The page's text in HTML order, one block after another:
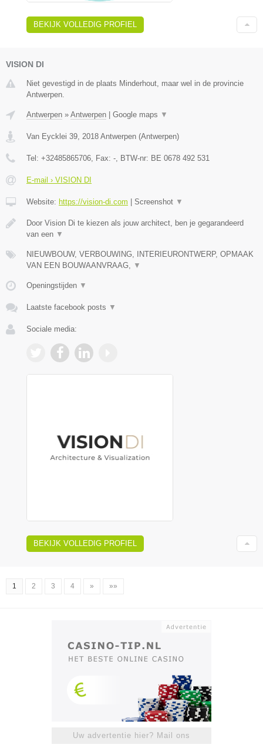
BEKIJK VOLLEDIG PROFIEL
VISION DI
Niet gevestigd in de plaats Minderhout, maar wel in de provincie
Antwerpen.
Antwerpen » Antwerpen Google maps ▼
Van Eycklei 39, 2018 Antwerpen (Antwerpen)
Tel: +32485865706, Fax: -, BTW-nr: BE 0678 492 531
E-mail › VISION DI
Website: https://vision-di.com Screenshot ▼
Door Vision Di te kiezen als jouw architect, ben je gegarandeerd
van een ▼
NIEUWBOUW, VERBOUWING, INTERIEURONTWERP, OPMAAK
VAN EEN BOUWAANVRAAG, ▼
Openingstijden ▼
Laatste facebook posts ▼
Sociale media:
BEKIJK VOLLEDIG PROFIEL
1 2 3 4 » »»
Uw advertentie hier? Mail ons